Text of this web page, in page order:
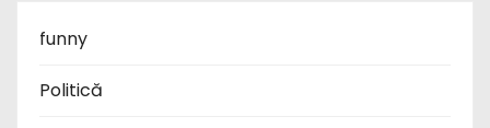
funny
Politică